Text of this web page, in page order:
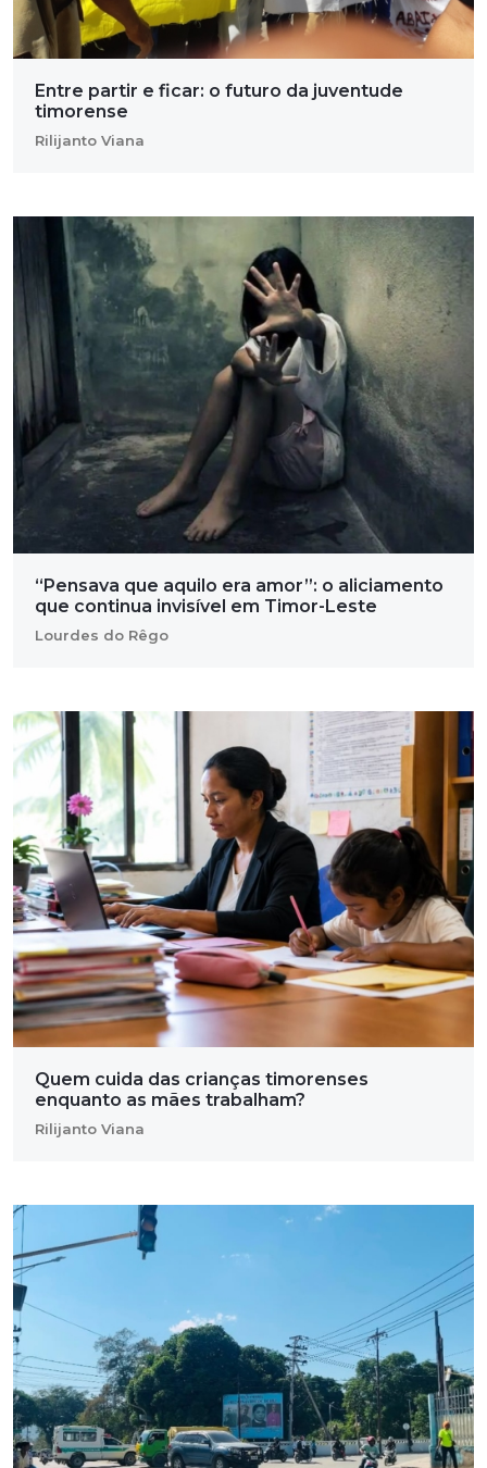
Entre partir e ficar: o futuro da juventude
timorense
Rilijanto Viana
“Pensava que aquilo era amor”: o aliciamento
que continua invisível em Timor-Leste
Lourdes do Rêgo
Quem cuida das crianças timorenses
enquanto as mães trabalham?
Rilijanto Viana